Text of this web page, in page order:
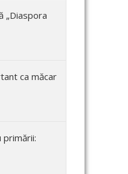
„Diaspora
ca măcar